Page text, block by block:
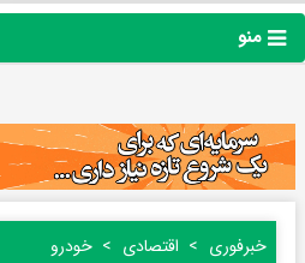
منو
خبرفوری اقتصادی خودرو